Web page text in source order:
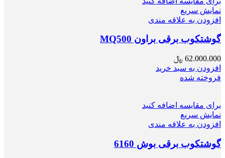
نمایش سریع
افزودن به علاقه مندی
گوشتکوب برقی براون MQ500
62.000.000 ﷼
افزودن به سبد خرید
فروخته شده
برای مقایسه اضافه کنید
نمایش سریع
افزودن به علاقه مندی
گوشتکوب برقی بوش 6160